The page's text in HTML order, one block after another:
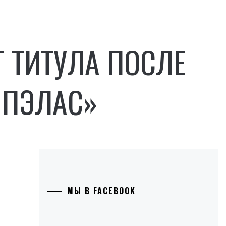
ПОСЛЕ
МЫ В FACEBOOK